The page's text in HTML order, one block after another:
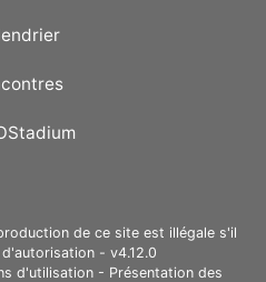
de ce site est illégale s'il
- v4.12.0
d'utilisation- Présentation des